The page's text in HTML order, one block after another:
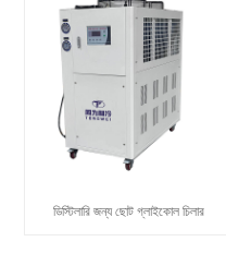
ডিস্টিলারি জন্য ছোট গ্লাইকোল চিলার